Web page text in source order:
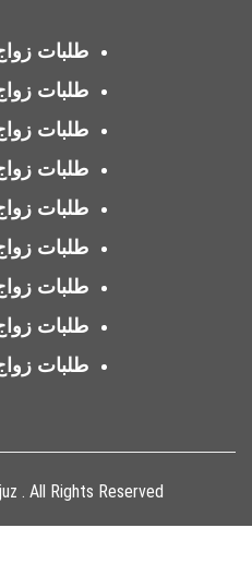
طلبات
طلبات
طلبات زواج
طلبات
طلبات
طلبات زواج
طلبات
طلبات
طلبات
. All Rights Reserved